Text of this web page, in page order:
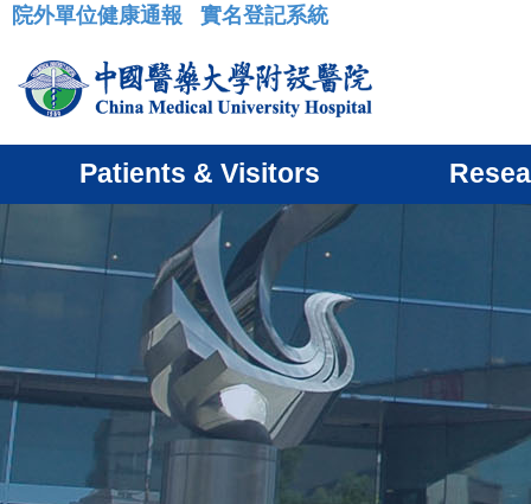
:::
院外單位健康通報 實名登記系統
Patients & Visitors